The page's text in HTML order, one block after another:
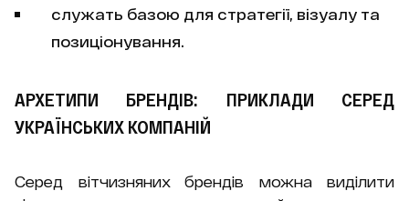
служать базою для стратегії, візуалу та
позиціонування.
АРХЕТИПИ БРЕНДІВ: ПРИКЛАДИ СЕРЕД
УКРАЇНСЬКИХ КОМПАНІЙ
Серед вітчизняних брендів можна виділити